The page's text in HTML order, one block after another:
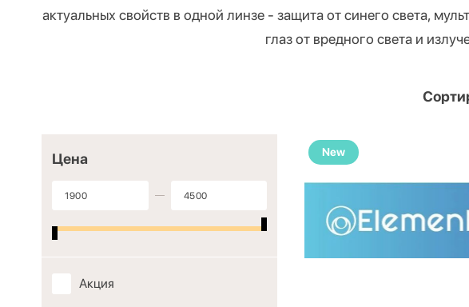
актуальных свойств в одной линзе - защита от синего света,
глаз от вредного света и
New
Цена
Акция